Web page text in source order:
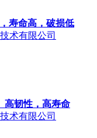
寿命高，破损低
术有限公司
高韧性，高寿命
术有限公司